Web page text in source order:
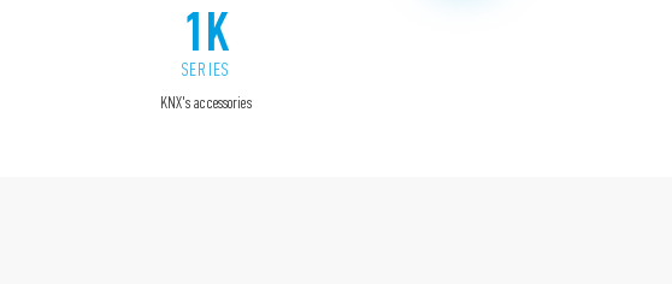
1K
SERIES
KNX's accessories